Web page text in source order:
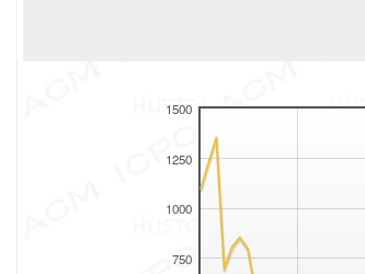
750
1000
1250
1500